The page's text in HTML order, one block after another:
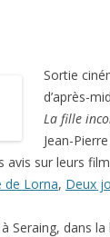
Sortie
d’après-
La fille
Jean-
avis sur leurs
de Lorna, Deux
Seraing, dans la